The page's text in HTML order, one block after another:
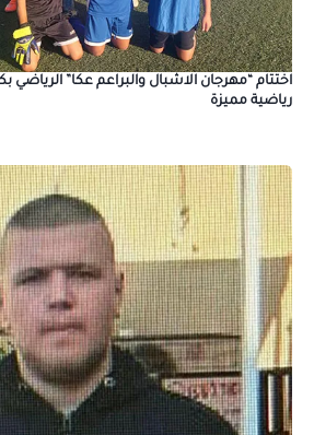
اختتام “مهرجان الاشبال والبراعم عكا” الرياضي
رياضية مميزة